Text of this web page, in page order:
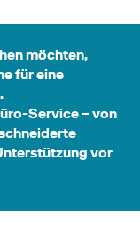
möchten,
für eine
Service – von
vor